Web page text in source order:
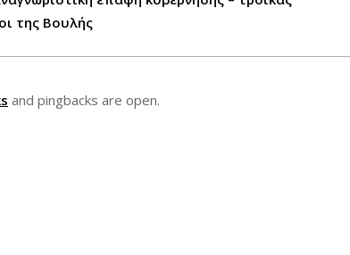
της Βουλής
and pingbacks are open.